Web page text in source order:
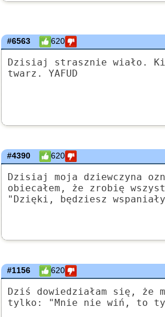
#6563 620
Dzisiaj strasznie wiało.
twarz. YAFUD
#4390 620
Dzisiaj moja dziewczyna
obiecałem, że zrobię
"Dzięki, będziesz
#1156 620
Dziś dowiedziałam się, że
tylko: "Mnie nie wiń, to ty